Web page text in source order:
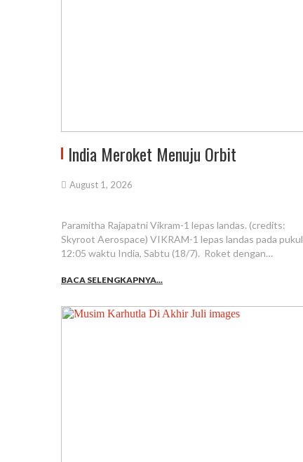
India Meroket Menuju Orbit
August 1, 2026
Paramitha Rajapatni Vikram-1 lepas landas. (credits:
Skyroot Aerospace) VIKRAM-1 lepas landas pada pukul
12:05 waktu India, Sabtu (18/7). Roket dengan…
BACA SELENGKAPNYA...